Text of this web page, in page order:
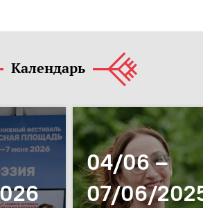
Календарь
04/06 –
07/06/